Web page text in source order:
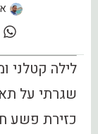
לילה קטלני
שגרתי על
כזירת פשע